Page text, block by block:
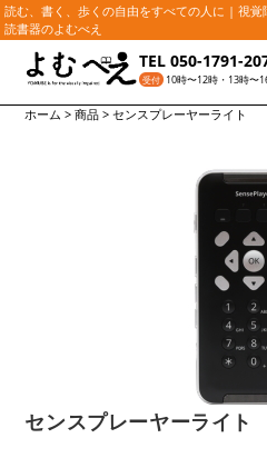
読む、書く、歩くの自由をすべての人に | 視
読書器のよむべえ
TEL 050-1791-
受付 10時〜12時・13時〜
ホーム >商品 >センスプレーヤーライト
センスプレーヤーライト